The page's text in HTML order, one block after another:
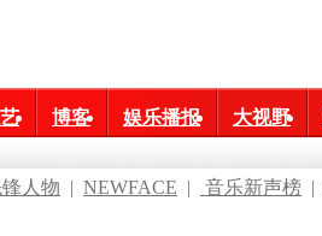
博客 娱乐播报 大视野
人物 | NEWFACE | 音乐新声榜 |